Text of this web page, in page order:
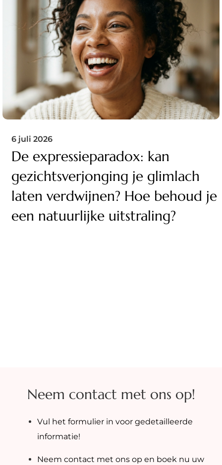
6 juli 2026
De expressieparadox: kan
gezichtsverjonging je glimlach
laten verdwijnen? Hoe behoud je
een natuurlijke uitstraling?
Neem contact met ons op!
Vul het formulier in voor gedetailleerde
informatie!
Neem contact met ons op en boek nu uw